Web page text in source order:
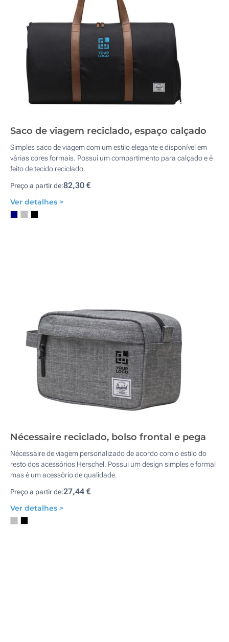
Saco de viagem reciclado, espaço calçado
Simples saco de viagem com um estilo elegante e disponível em
várias cores formais. Possui um compartimento para calçado e é
feito de tecido reciclado.
Preço a partir de:82,30 €
Ver detalhes >
Nécessaire reciclado, bolso frontal e pega
Nécessaire de viagem personalizado de acordo com o estilo do
resto dos acessórios Herschel. Possui um design simples e formal
mas é um acessório de qualidade.
Preço a partir de:27,44 €
Ver detalhes >